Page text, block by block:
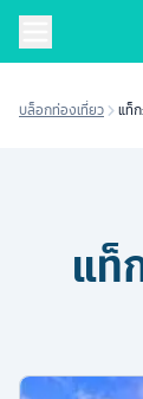
บล็อกท่องเที่ยว แท็
แท็